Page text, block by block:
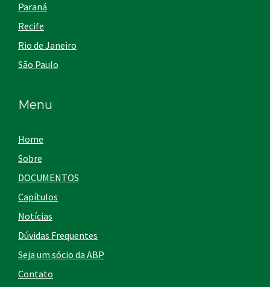
Paraná
Recife
Rio de Janeiro
São Paulo
Menu
Home
Sobre
DOCUMENTOS
Capítulos
Notícias
Dúvidas Frequentes
Seja um sócio da ABP
Contato